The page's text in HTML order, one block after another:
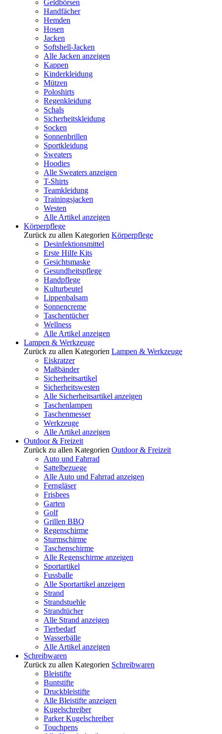
Geldbörsen
Handfächer
Hemden
Hosen
Jacken
Softshell-Jacken
Alle Jacken anzeigen
Kappen
Kinderkleidung
Mützen
Poloshirts
Regenkleidung
Schals
Sicherheitskleidung
Socken
Sonnenbrillen
Sportkleidung
Sweaters
Hoodies
Alle Sweaters anzeigen
T-Shirts
Teamkleidung
Trainingsjacken
Westen
Alle Artikel anzeigen
Körperpflege
Zurück zu allen Kategorien Körperpflege
Desinfektionsmittel
Erste Hilfe Kits
Gesichtsmaske
Gesundheitspflege
Handpflege
Kulturbeutel
Lippenbalsam
Sonnencreme
Taschentücher
Wellness
Alle Artikel anzeigen
Lampen & Werkzeuge
Zurück zu allen Kategorien Lampen & Werkzeuge
Eiskratzer
Maßbänder
Sicherheitsartikel
Sicherheitswesten
Alle Sicherheitsartikel anzeigen
Taschenlampen
Taschenmesser
Werkzeuge
Alle Artikel anzeigen
Outdoor & Freizeit
Zurück zu allen Kategorien Outdoor & Freizeit
Auto und Fahrrad
Sattelbezuege
Alle Auto und Fahrrad anzeigen
Ferngläser
Frisbees
Garten
Golf
Grillen BBQ
Regenschirme
Sturmschirme
Taschenschirme
Alle Regenschirme anzeigen
Sportartikel
Fussballe
Alle Sportartikel anzeigen
Strand
Strandstuehle
Strandtücher
Alle Strand anzeigen
Tierbedarf
Wasserbälle
Alle Artikel anzeigen
Schreibwaren
Zurück zu allen Kategorien Schreibwaren
Bleistifte
Buntstifte
Druckbleistifte
Alle Bleistifte anzeigen
Kugelschreiber
Parker Kugelschreiber
Touchpens